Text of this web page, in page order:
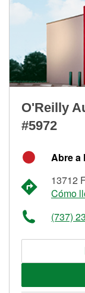
O'Reilly
#5972
Abre a
13712
Cómo
(737)